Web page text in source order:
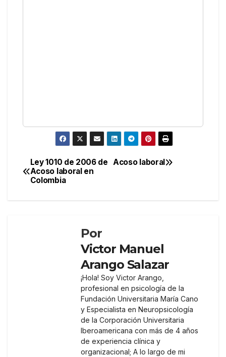
Navegación
de
Acoso laboral
Ley 1010 de 2006 de
Acoso laboral en
Colombia
Por
Victor Manuel
Arango Salazar
¡Hola! Soy Victor Arango,
profesional en psicología de la
Fundación Universitaria María Cano
y Especialista en Neuropsicología
de la Corporación Universitaria
Iberoamericana con más de 4 años
de experiencia clínica y
organizacional; A lo largo de mi